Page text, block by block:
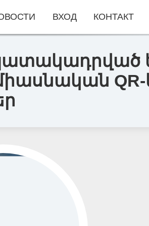
QR-
ВХОД КОНТАКТ